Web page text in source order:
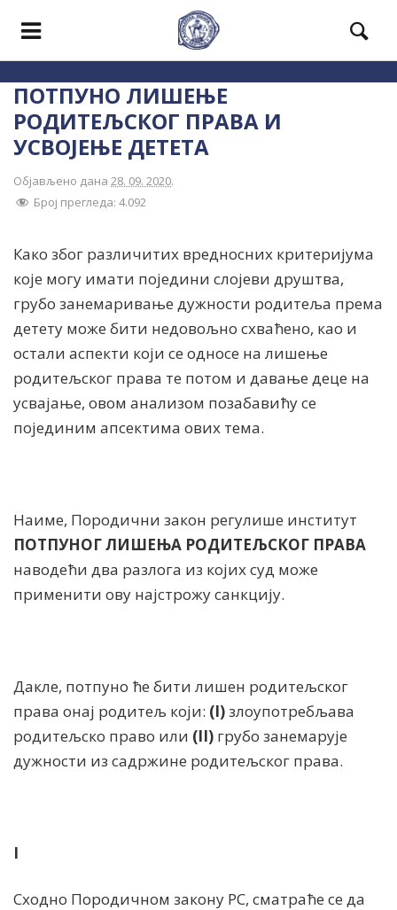
ПОТПУНО ЛИШЕЊЕ
РОДИТЕЉСКОГ ПРАВА И
УСВОЈЕЊЕ ДЕТЕТА
Објављено дана 28. 09. 2020.
Број прегледа: 4.092
Како због различитих вредносних критеријума
које могу имати поједини слојеви друштва,
грубо занемаривање дужности родитеља према
детету може бити недовољно схваћено, као и
остали аспекти који се односе на лишење
родитељског права те потом и давање деце на
усвајање, овом анализом позабавићу се
појединим апсектима ових тема.
Наиме, Породични закон регулише институт
ПОТПУНОГ ЛИШЕЊА РОДИТЕЉСКОГ ПРАВА
наводећи два разлога из којих суд може
применити ову најстрожу санкцију.
Дакле, потпуно ће бити лишен родитељског
права онај родитељ који: (I)злоупотребљава
родитељско право или (II) грубо занемарује
дужности из садржине родитељског права.
I
Сходно Породичном закону РС, сматраће се да